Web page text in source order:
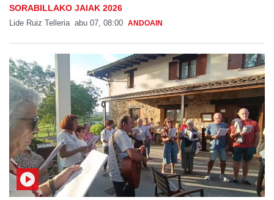
SORABILLAKO JAIAK 2026
Lide Ruiz Telleria abu 07, 08:00 ANDOAIN